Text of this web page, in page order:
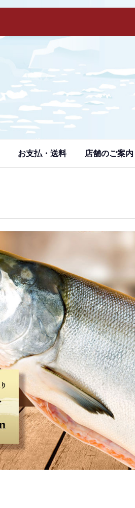
お支払・送料 店舗のご案内